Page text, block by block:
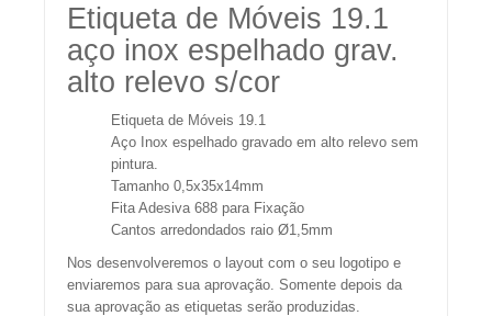
Etiqueta de Móveis 19.1
aço inox espelhado grav.
alto relevo s/cor
Etiqueta de Móveis 19.1
Aço Inox espelhado gravado em alto relevo sem
pintura.
Tamanho 0,5x35x14mm
Fita Adesiva 688 para Fixação
Cantos arredondados raio Ø1,5mm
Nos desenvolveremos o layout com o seu logotipo e
enviaremos para sua aprovação. Somente depois da
sua aprovação as etiquetas serão produzidas.